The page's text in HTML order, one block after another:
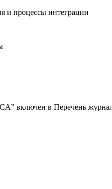
и процессы интеграции
включен в Перечень